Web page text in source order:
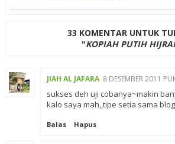
33 KOMENTAR UNTUK
"KOPIAH PUTIH
JIAH AL JAFARA 8 DESEMBER 2011
sukses deh uji cobanya~makin
kalo saya mah,,tipe setia sama
Balas Hapus